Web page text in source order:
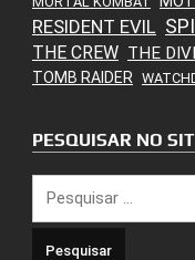
RESIDENT EVIL
THE CREW THE
TOMB RAIDER
PESQUISAR NO
por: